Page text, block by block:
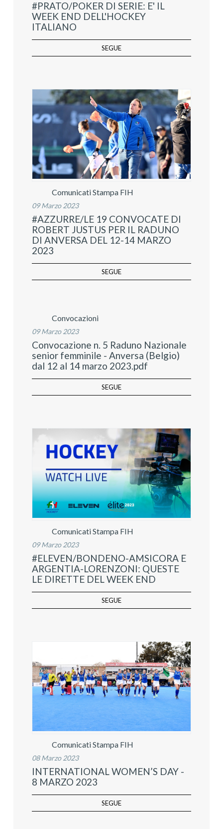
#PRATO/POKER DI SERIE: E' IL
WEEK END DELL'HOCKEY
ITALIANO
SEGUE
Comunicati Stampa FIH
09 Marzo 2023
#AZZURRE/LE 19 CONVOCATE DI
ROBERT JUSTUS PER IL RADUNO
DI ANVERSA DEL 12-14 MARZO
2023
SEGUE
Convocazioni
09 Marzo 2023
Convocazione n. 5 Raduno Nazionale
senior femminile - Anversa (Belgio)
dal 12 al 14 marzo 2023.pdf
SEGUE
Comunicati Stampa FIH
09 Marzo 2023
#ELEVEN/BONDENO-AMSICORA E
ARGENTIA-LORENZONI: QUESTE
LE DIRETTE DEL WEEK END
SEGUE
Comunicati Stampa FIH
08 Marzo 2023
INTERNATIONAL WOMEN’S DAY -
8 MARZO 2023
SEGUE